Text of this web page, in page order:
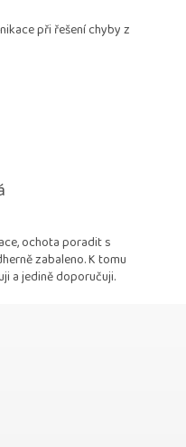
při řešení chyby z
5 z 5 hvězdiček.
5 z 5 hvězdiček.
ochota poradit s
zabaleno. K tomu
a jedině doporučuji.